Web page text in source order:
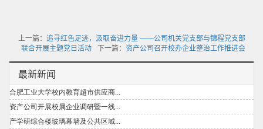
上一篇： 追寻红色足迹，汲取奋进力量 ——公司机关党支部与锦程党支部
联合开展主题党日活动 下一篇： 资产公司召开校办企业整治工作推进会
最新新闻